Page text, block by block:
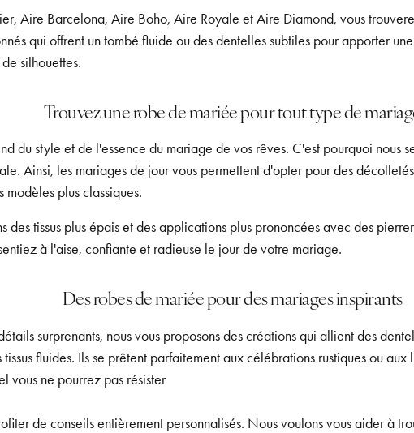
Aire Barcelona, Aire Boho, Aire Royale et Aire Diamond, vous
qui offrent un tombé fluide ou des dentelles subtiles pour apporter
silhouettes.
Trouvez une robe de mariée pour tout type de
du style et de l'essence du mariage de vos rêves. C'est pourquoi nous
Ainsi, les mariages de jour vous permettent d'opter pour des
modèles plus classiques.
des tissus plus épais et des applications plus prononcées avec des
à l'aise, confiante et radieuse le jour de votre mariage.
Des robes de mariée pour des mariages inspirants
surprenants, nous vous proposons des créations qui allient des
fluides. Ils se prêtent parfaitement aux célébrations rustiques ou
vous ne pourrez pas résister
de conseils entièrement personnalisés. Nous voulons vous aider à